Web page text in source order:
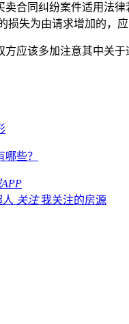
卖合同纠纷案件适用法
损失为由请求增加的，
应该多加注意其中关于
些？
关注 我关注的房源